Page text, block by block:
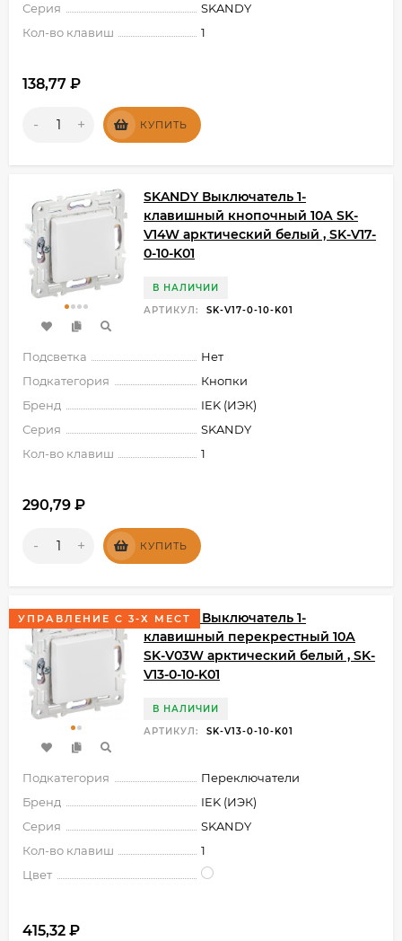
Серия
SKANDY
Кол-во клавиш
1
138,77 ₽
- + КУПИТЬ
SKANDY Выключатель 1-
клавишный кнопочный 10А SK-
V14W арктический белый , SK-V17-
0-10-K01
В НАЛИЧИИ
АРТИКУЛ:
SK-V17-0-10-K01
Подсветка
Нет
Подкатегория
Кнопки
Бренд
IEK (ИЭК)
Серия
SKANDY
Кол-во клавиш
1
290,79 ₽
- + КУПИТЬ
УПРАВЛЕНИЕ С 3-Х МЕСТSKANDY Выключатель 1-
клавишный перекрестный 10А
SK-V03W арктический белый , SK-
V13-0-10-K01
В НАЛИЧИИ
АРТИКУЛ:
SK-V13-0-10-K01
Подкатегория
Переключатели
Бренд
IEK (ИЭК)
Серия
SKANDY
Кол-во клавиш
1
Цвет
415,32 ₽